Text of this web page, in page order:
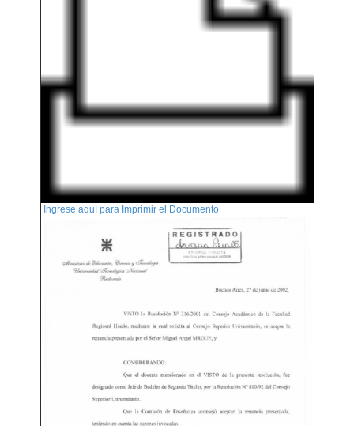
Ingrese aquí para Imprimir el Documento